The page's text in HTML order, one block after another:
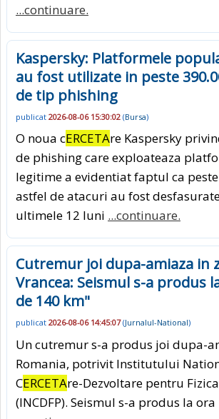
...continuare.
Kaspersky: Platformele
au fost utilizate in peste
de tip phishing
publicat 2026-08-06 15:30:02 (Bursa)
O noua cERCETAre Kaspersky
de phishing care exploateaza
legitime a evidentiat faptul ca
astfel de atacuri au fost
ultimele 12 luni ...continuare.
Cutremur joi dupa-amiaza in
Vrancea: Seismul s-a produs
de 140 km"
publicat 2026-08-06 14:45:07(Jurnalul-National)
Un cutremur s-a produs joi dupa-
Romania, potrivit Institutului
CERCETAre-Dezvoltare pentru
(INCDFP). Seismul s-a produs la ora